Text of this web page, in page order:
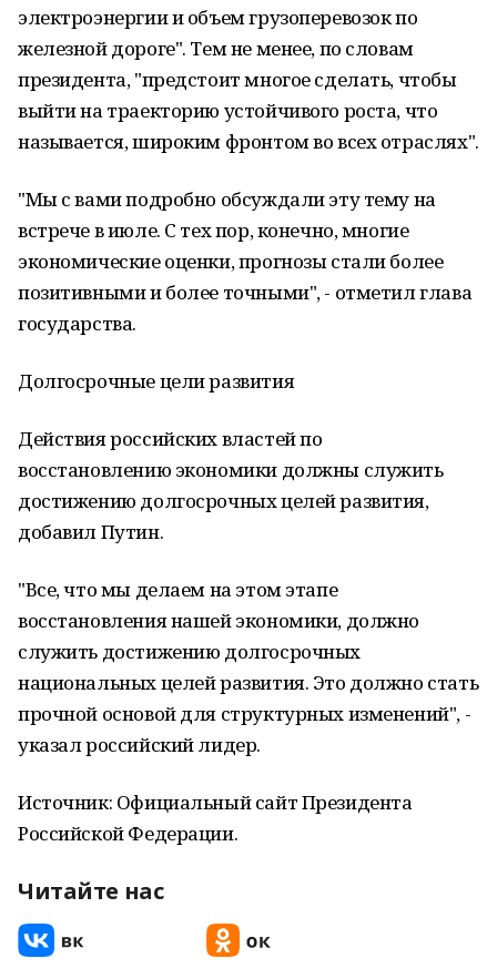
электроэнергии и объем грузоперевозок по
железной дороге". Тем не менее, по словам
президента, "предстоит многое сделать, чтобы
выйти на траекторию устойчивого роста, что
называется, широким фронтом во всех отраслях".
"Мы с вами подробно обсуждали эту тему на
встрече в июле. С тех пор, конечно, многие
экономические оценки, прогнозы стали более
позитивными и более точными", - отметил глава
государства.
Долгосрочные цели развития
Действия российских властей по
восстановлению экономики должны служить
достижению долгосрочных целей развития,
добавил Путин.
"Все, что мы делаем на этом этапе
восстановления нашей экономики, должно
служить достижению долгосрочных
национальных целей развития. Это должно стать
прочной основой для структурных изменений", -
указал российский лидер.
Источник: Официальный сайт Президента
Российской Федерации.
Читайте нас